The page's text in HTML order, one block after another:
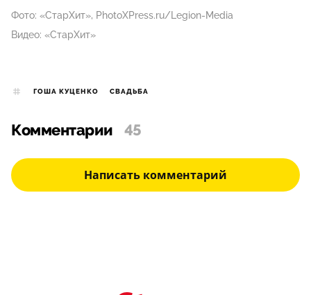
Фото: «СтарХит», PhotoXPress.ru/Legion-Media
Видео: «СтарХит»
ГОША КУЦЕНКО СВАДЬБА
Комментарии 45
Написать комментарий